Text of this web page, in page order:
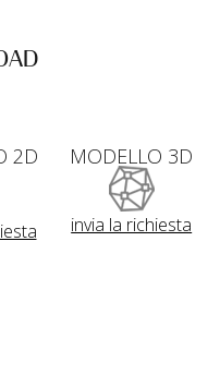
2D MODELLO 3D
invia la richiesta